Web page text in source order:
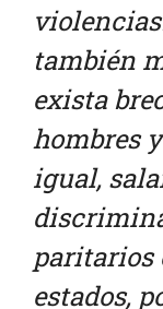
también
exista
hombres
igual,
paritarios
estados,